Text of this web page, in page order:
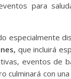
para
especialmente
que incluirá
eventos de
culminará con